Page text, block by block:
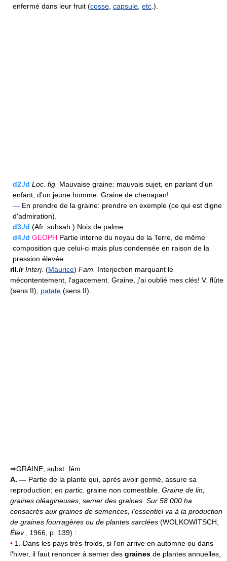
enfermé dans leur fruit (cosse capsule etc .).
d2./d Loc. fig. Mauvaise graine: mauvais sujet, en parlant d'un
enfant, d'un jeune homme. Graine de chenapan!
— En prendre de la graine: prendre en exemple (ce qui est digne
d'admiration).
d3./d (Afr. subsah.) Noix de palme.
d4./d GEOPH Partie interne du noyau de la Terre, de même
composition que celui-ci mais plus condensée en raison de la
pression élevée.
rII./r Interj. (Maurice) Fam.
Interjection marquant le
mécontentement, l'agacement. Graine, j'ai oublié mes clés! V. flûte
(sens II), patate (sens II).
⇒GRAINE, subst. fém.
A. — Partie de la plante qui, après avoir germé, assure sa
reproduction; en partic. graine non comestible. Graine de lin;
graines oléagineuses; semer des graines. Sur 58 000 ha
consacrés aux graines de semences, l'essentiel va à la production
de graines fourragères ou de plantes sarclées (WOLKOWITSCH,
Élev., 1966, p. 139) :
• 1. Dans les pays très-froids, si l'on arrive en automne ou dans
l'hiver, il faut renoncer à semer des graines de plantes annuelles,